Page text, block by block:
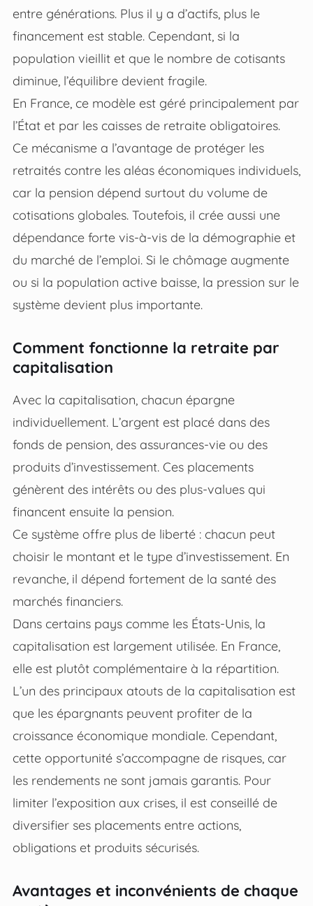
entre générations. Plus il y a d’actifs, plus le
financement est stable. Cependant, si la
population vieillit et que le nombre de cotisants
diminue, l’équilibre devient fragile.
En France, ce modèle est géré principalement par
l’État et par les caisses de retraite obligatoires.
Ce mécanisme a l’avantage de protéger les
retraités contre les aléas économiques individuels,
car la pension dépend surtout du volume de
cotisations globales. Toutefois, il crée aussi une
dépendance forte vis-à-vis de la démographie et
du marché de l’emploi. Si le chômage augmente
ou si la population active baisse, la pression sur le
système devient plus importante.
Comment fonctionne la retraite par
capitalisation
Avec la capitalisation, chacun épargne
individuellement. L’argent est placé dans des
fonds de pension, des assurances-vie ou des
produits d’investissement. Ces placements
génèrent des intérêts ou des plus-values qui
financent ensuite la pension.
Ce système offre plus de liberté : chacun peut
choisir le montant et le type d’investissement. En
revanche, il dépend fortement de la santé des
marchés financiers.
Dans certains pays comme les États-Unis, la
capitalisation est largement utilisée. En France,
elle est plutôt complémentaire à la répartition.
L’un des principaux atouts de la capitalisation est
que les épargnants peuvent profiter de la
croissance économique mondiale. Cependant,
cette opportunité s’accompagne de risques, car
les rendements ne sont jamais garantis. Pour
limiter l’exposition aux crises, il est conseillé de
diversifier ses placements entre actions,
obligations et produits sécurisés.
Avantages et inconvénients de chaque